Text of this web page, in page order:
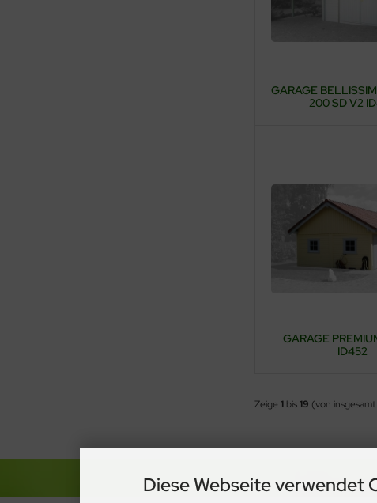
GARAGE
200 SD V2
GARAGE
ID452
Zeige 1 bis19 (von insgesamt
Diese Webseite verwendet